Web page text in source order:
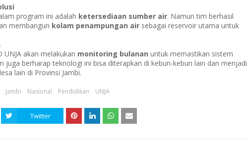
program ini adalah ketersediaan sumber air. Namun tim berhasil
membangun kolam penampungan air sebagai reservoir utama untuk
UNJA akan melakukan monitoring bulanan untuk memastikan sistem
juga berharap teknologi ini bisa diterapkan di kebun-kebun lain dan menjadi
lain di Provinsi Jambi.
Jambi Nasional Pendidikan UNJA
Twitter